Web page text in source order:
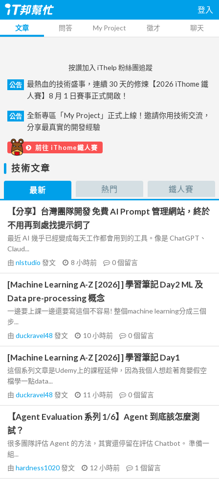
登入
文章 問答 My Project 徵才 聊天
按讚加入 iThelp 粉絲團追蹤
公告
最熱血的技術盛事，連續 30 天的修煉【2026 iThome 鐵
人賽】8 月 1 日賽事正式開啟！
公告
全新專區「My Project」正式上線！邀請你用技術交流，
分享最真實的開發經驗
前往 iThome鐵人賽
技術文章
最新 熱門 鐵人賽
【分享】台灣團隊開發 免費 AI Prompt 管理網站，終於
不用再到處找提示詞了
最近 AI 幾乎已經變成每天工作都會用到的工具。像是 ChatGPT、
Claud...
由 nlstudio 發文 8 小時前 0個留言
[Machine Learning A-Z [2026] ] 學習筆記 Day2 ML 及
Data pre-processing 概念
一邊要上課一邊還要寫這個不容易! 整個machine learning分成三個
步...
由 duckravel48 發文 10 小時前 0個留言
[Machine Learning A-Z [2026] ] 學習筆記 Day1
這個系列文章是Udemy上的課程延伸，因為我個人想趁著育嬰假空
檔學一點data...
由 duckravel48 發文 11 小時前 0個留言
【Agent Evaluation 系列 1/6】Agent 到底該怎麼測
試？
很多團隊評估 Agent 的方法，其實還停留在評估 Chatbot。 準備一
組...
由 hardness1020發文 12 小時前 1 個留言